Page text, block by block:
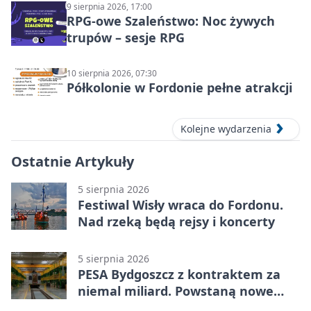
9 sierpnia 2026, 17:00
RPG-owe Szaleństwo: Noc żywych
trupów – sesje RPG
10 sierpnia 2026, 07:30
Półkolonie w Fordonie pełne atrakcji
Kolejne wydarzenia
Ostatnie Artykuły
5 sierpnia 2026
Festiwal Wisły wraca do Fordonu.
Nad rzeką będą rejsy i koncerty
5 sierpnia 2026
PESA Bydgoszcz z kontraktem za
niemal miliard. Powstaną nowe